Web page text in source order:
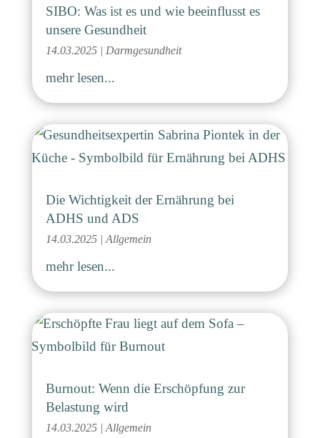
SIBO: Was ist es und wie beeinflusst es
unsere Gesundheit
14.03.2025| Darmgesundheit
mehr lesen...
Die Wichtigkeit der Ernährung bei
ADHS und ADS
14.03.2025| Allgemein
mehr lesen...
Burnout: Wenn die Erschöpfung zur
Belastung wird
14.03.2025| Allgemein